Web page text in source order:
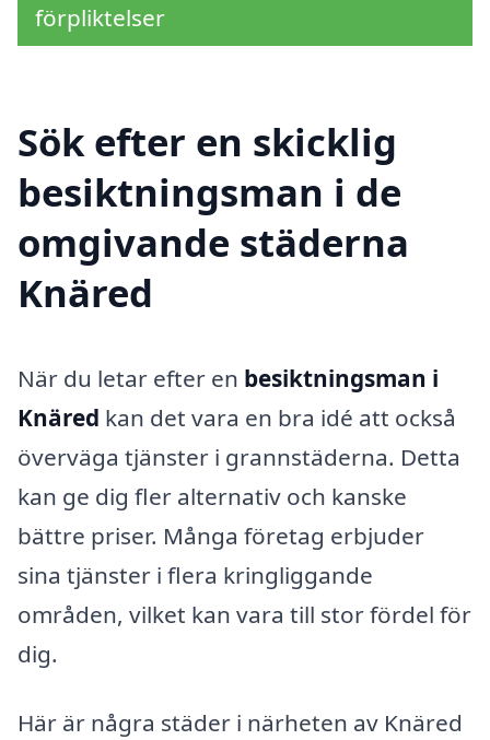
förpliktelser
Sök efter en skicklig
besiktningsman i de
omgivande städerna
Knäred
När du letar efter en besiktningsman i
Knäred kan det vara en bra idé att också
överväga tjänster i grannstäderna. Detta
kan ge dig fler alternativ och kanske
bättre priser. Många företag erbjuder
sina tjänster i flera kringliggande
områden, vilket kan vara till stor fördel för
dig.
Här är några städer i närheten av Knäred